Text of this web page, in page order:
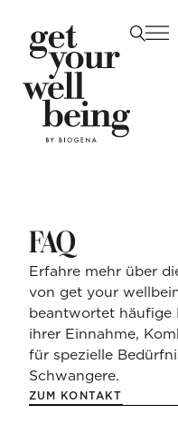
DE EN
FAQ
Erfahre mehr über
von get your
beantwortet häufige
ihrer Einnahme,
für spezielle
Schwangere.
ZUM KONTAKT